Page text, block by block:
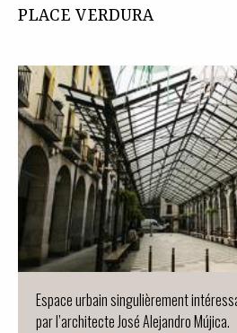
PLACE VERDURA
Espace urbain singulièrement
par l’architecte José Alejandro Mújica.